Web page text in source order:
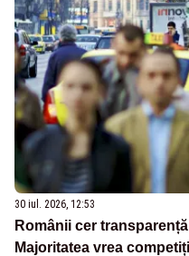
30 iul. 2026, 12:53
Românii cer
Majoritatea vrea